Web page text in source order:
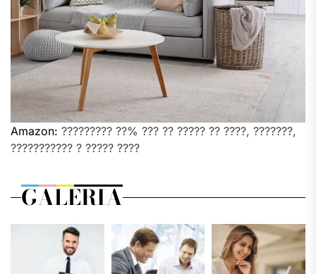
Amazon: ????????? ??% ??? ?? ????? ?? ????, ???????,
??????????? ? ????? ????
GALERIA